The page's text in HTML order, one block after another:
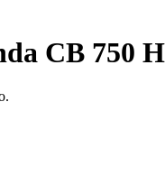
CB 750